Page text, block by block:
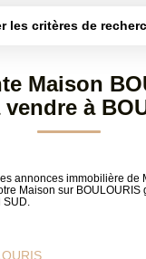
ESTIMATION
les critères de
Surface min
Maison
à
annonces immobilière de
Maison sur